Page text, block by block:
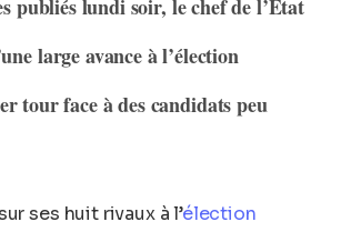
publiés lundi soir, le chef de l’Etat
large avance à l’élection
tour face à des candidats peu
ses huit rivaux à l’élection